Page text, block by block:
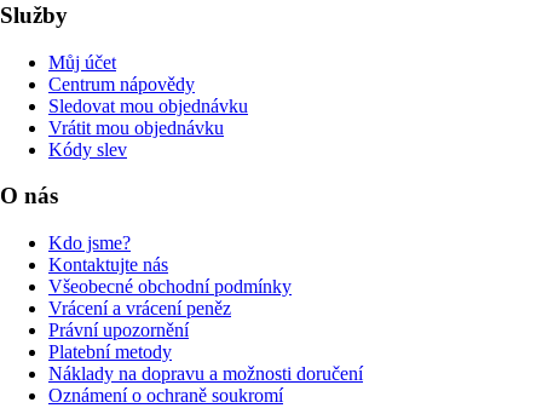
Služby
Můj účet
Centrum nápovědy
Sledovat mou objednávku
Vrátit mou objednávku
Kódy slev
O nás
Kdo jsme?
Kontaktujte nás
Všeobecné obchodní podmínky
Vrácení a vrácení peněz
Právní upozornění
Platební metody
Náklady na dopravu a možnosti doručení
Oznámení o ochraně soukromí